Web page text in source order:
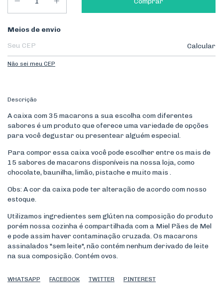
Entregas para o CEP:
Meios de envio
Calcular
Não sei meu CEP
Descrição
A caixa com 35 macarons a sua escolha com diferentes
sabores é um produto que oferece uma variedade de opções
para você degustar ou presentear alguém especial.
Para compor essa caixa você pode escolher entre os mais de
15 sabores de macarons disponíveis na nossa loja, como
chocolate, baunilha, limão, pistache e muito mais .
Obs: A cor da caixa pode ter alteração de acordo com nosso
estoque.
Utilizamos ingredientes sem glúten na composição do produto
porém nossa cozinha é compartilhada com a Miel Pães de Mel
e pode assim haver contaminação cruzada. Os macarons
assinalados "sem leite", não contém nenhum derivado de leite
na sua composição. Contém ovos.
WHATSAPP FACEBOOK TWITTER PINTEREST